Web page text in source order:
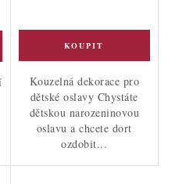
Kouzelná dekorace pro
dětské oslavy Chystáte
dětskou narozeninovou
oslavu a chcete dort
ozdobit...